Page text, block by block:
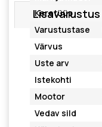
Lisavarustus
Keretüüp
Varustustase
Värvus
Uste arv
Istekohti
Mootor
Vedav sild